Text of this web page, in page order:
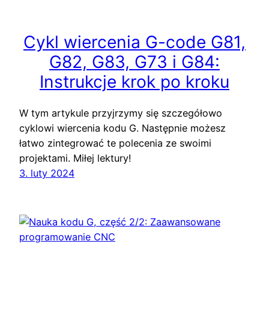
Cykl wiercenia G-code G81,
G82, G83, G73 i G84:
Instrukcje krok po kroku
W tym artykule przyjrzymy się szczegółowo
cyklowi wiercenia kodu G. Następnie możesz
łatwo zintegrować te polecenia ze swoimi
projektami. Miłej lektury!
3. luty 2024